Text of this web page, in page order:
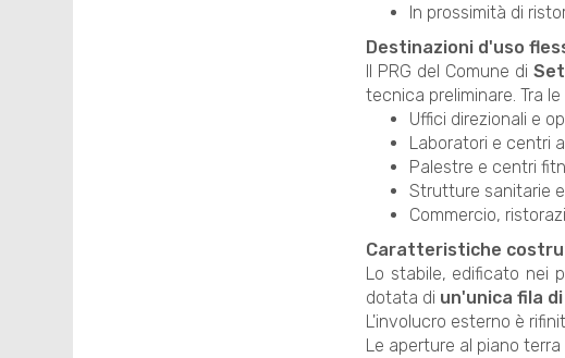
In prossimità di
Destinazioni d'uso
Il PRG del Comune di
tecnica preliminare. Tra
Uffici direzionali e
Laboratori e centri
Palestre e centri
Strutture sanitarie
Commercio,
Caratteristiche
Lo stabile, edificato nei
dotata di un'unica fila
L'involucro esterno è
Le aperture al piano terra